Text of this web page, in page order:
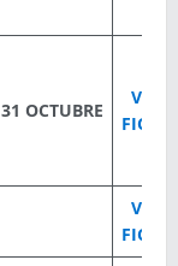
31 OCTUBRE
VER
FICHA
VER
FICHA